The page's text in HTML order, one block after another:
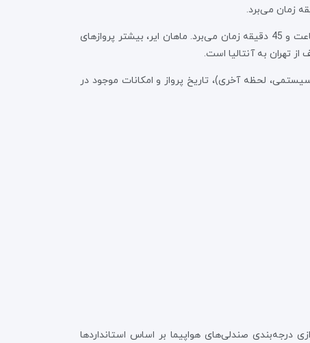
خوب است دانیم مدت زمان پرواز تهران آنتالیا بسته به نوع هواپیما و ایرلاین انتخابی، شرایط آب‌وهوا و ترافیک هوایی، حدود 2 ساعت و 45 دقیقه زمان می‌برد. ماهان ایر، بیشتر پروازهای
از تهران به آنتالیا است.
سیستمی، لحظه آخری)، تاریخ پرواز و امکانات موجود در
درجه‌بندی صندلی‌های هواپیما بر اساس استانداردها